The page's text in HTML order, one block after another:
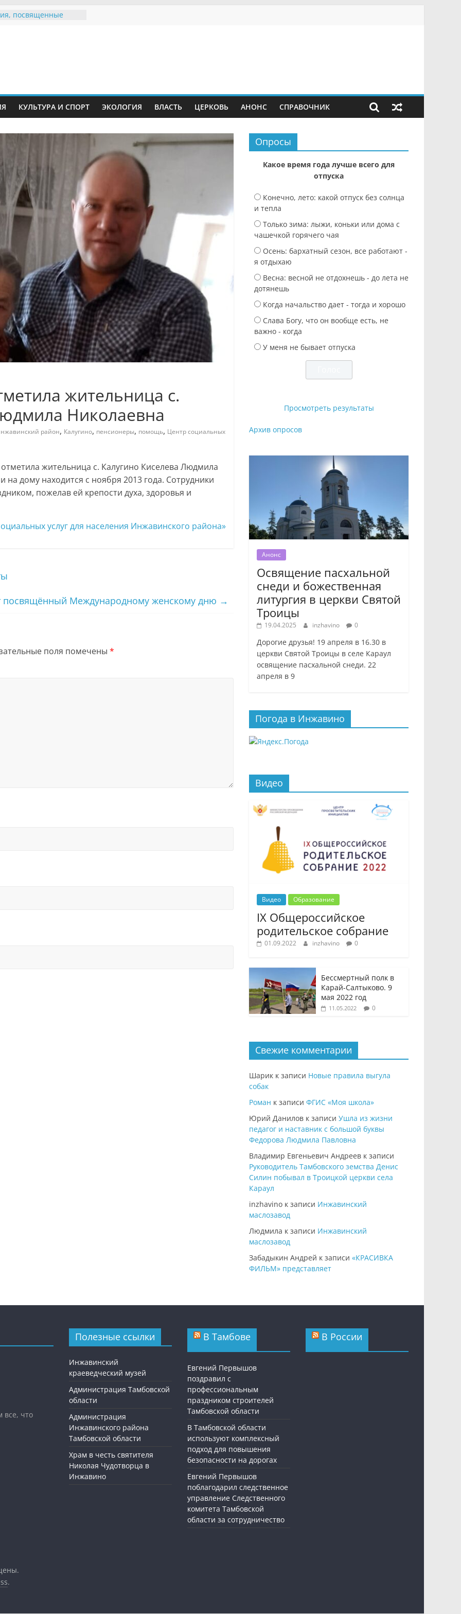
посвященные
в сети Интернет
участие в
«Сохраним
родились крапчатые
КУЛЬТУРА И СПОРТ ЭКОЛОГИЯ ВЛАСТЬ ЦЕРКОВЬ АНОНС СПРАВОЧНИК
жительница с.
Николаевна
район, Калугино, пенсионеры, помощь, Центр социальных
жительница с. Калугино Киселева Людмила
дому находится с ноября 2013 года. Сотрудники
пожелав ей крепости духа, здоровья и
услуг для населения Инжавинского района»
посвящённый Международному женскому дню →
поля помечены *
Опросы
Какое время года лучше всего для
отпуска
Конечно, лето: какой отпуск без солнца
и тепла
Только зима: лыжи, коньки или дома с
чашечкой горячего чая
Осень: бархатный сезон, все работают -
я отдыхаю
Весна: весной не отдохнешь - до лета не
дотянешь
Когда начальство дает - тогда и хорошо
Слава Богу, что он вообще есть, не
важно - когда
У меня не бывает отпуска
Просмотреть результаты
Архив опросов
Анонс
Освящение пасхальной
снеди и божественная
литургия в церкви Святой
Троицы
19.04.2025 inzhavino 0
Дорогие друзья! 19 апреля в 16.30 в
церкви Святой Троицы в селе Караул
освящение пасхальной снеди. 22
апреля в 9
Погода в Инжавино
Видео
Видео Образование
IX Общероссийское
родительское собрание
01.09.2022 inzhavino 0
Бессмертный полк в
Карай-Салтыково. 9
мая 2022 год
11.05.2022 0
Свежие комментарии
Шарик к записи Новые правила выгула
собак
Роман к записи ФГИС «Моя школа»
Юрий Данилов к записи Ушла из жизни
педагог и наставник с большой буквы
Федорова Людмила Павловна
Владимир Евгеньевич Андреев к записи
Руководитель Тамбовского земства Денис
Силин побывал в Троицкой церкви села
Караул
inzhavino к записи Инжавинский
маслозавод
Людмила к записи Инжавинский
маслозавод
Забадыкин Андрей к записи «КРАСИВКА
ФИЛЬМ» представляет
все, что
Полезные ссылки
Инжавинский
краеведческий музей
Администрация Тамбовской
области
Администрация
Инжавинского района
Тамбовской области
Храм в честь святителя
Николая Чудотворца в
Инжавино
В Тамбове
Евгений Первышов
поздравил с
профессиональным
праздником строителей
Тамбовской области
В Тамбовской области
используют комплексный
подход для повышения
безопасности на дорогах
Евгений Первышов
поблагодарил следственное
управление Следственного
комитета Тамбовской
области за сотрудничество
В России
.